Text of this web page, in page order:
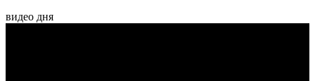
видео дня